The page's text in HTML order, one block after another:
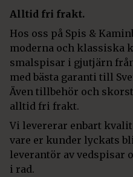
Alltid fri frakt.
Hos oss på Spis &
moderna och klassiska
smalspisar i gjutjärn
med bästa garanti till
Även tillbehör och
alltid fri frakt.
Vi levererar enbart
vare er kunder lyckats
leverantör av vedspisar
i rad.